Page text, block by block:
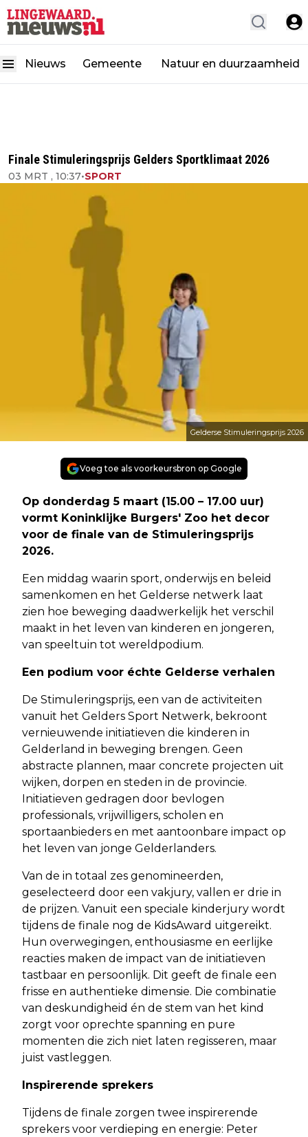
Nieuws Gemeente Natuur en duurzaamheid
Finale Stimuleringsprijs Gelders Sportklimaat 2026
03 MRT , 10:37•SPORT
Gelderse Stimuleringsprijs 2026
Voeg toe als voorkeursbron op Google
Op donderdag 5 maart (15.00 – 17.00 uur)
vormt Koninklijke Burgers' Zoo het decor
voor de finale van de Stimuleringsprijs
2026.
Een middag waarin sport, onderwijs en beleid
samenkomen en het Gelderse netwerk laat
zien hoe beweging daadwerkelijk het verschil
maakt in het leven van kinderen en jongeren,
van speeltuin tot wereldpodium.
Een podium voor échte Gelderse verhalen
De Stimuleringsprijs, een van de activiteiten
vanuit het Gelders Sport Netwerk, bekroont
vernieuwende initiatieven die kinderen in
Gelderland in beweging brengen. Geen
abstracte plannen, maar concrete projecten uit
wijken, dorpen en steden in de provincie.
Initiatieven gedragen door bevlogen
professionals, vrijwilligers, scholen en
sportaanbieders en met aantoonbare impact op
het leven van jonge Gelderlanders.
Van de in totaal zes genomineerden,
geselecteerd door een vakjury, vallen er drie in
de prijzen. Vanuit een speciale kinderjury wordt
tijdens de finale nog de KidsAward uitgereikt.
Hun overwegingen, enthousiasme en eerlijke
reacties maken de impact van de initiatieven
tastbaar en persoonlijk. Dit geeft de finale een
frisse en authentieke dimensie. Die combinatie
van deskundigheid én de stem van het kind
zorgt voor oprechte spanning en pure
momenten die zich niet laten regisseren, maar
juist vastleggen.
Inspirerende sprekers
Tijdens de finale zorgen twee inspirerende
sprekers voor verdieping en energie: Peter